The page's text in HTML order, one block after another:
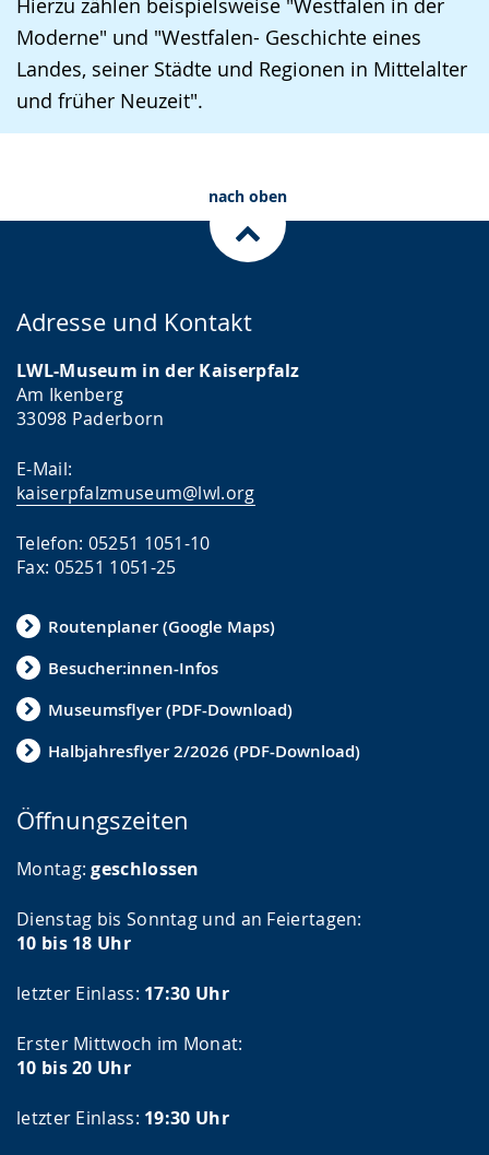
Hierzu zählen beispielsweise "Westfalen in der
Moderne" und "Westfalen- Geschichte eines
Landes, seiner Städte und Regionen in Mittelalter
und früher Neuzeit".
nach oben
Adresse und Kontakt
LWL-Museum in der Kaiserpfalz
Am Ikenberg
33098 Paderborn
E-Mail:
kaiserpfalzmuseum@lwl.org
Telefon: 05251 1051-10
Fax: 05251 1051-25
Routenplaner (Google Maps)
Besucher:innen-Infos
Museumsflyer (PDF-Download)
Halbjahresflyer 2/2026 (PDF-Download)
Öffnungszeiten
Montag:geschlossen
Dienstag bis Sonntag und an Feiertagen:
10 bis 18 Uhr
letzter Einlass: 17:30 Uhr
Erster Mittwoch im Monat:
10 bis 20 Uhr
letzter Einlass: 19:30 Uhr